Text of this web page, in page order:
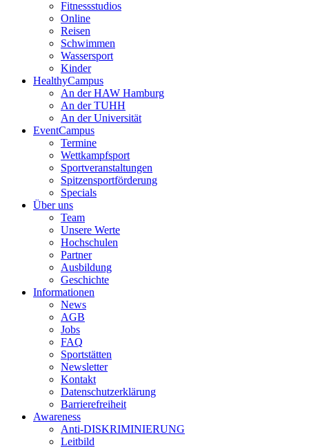
Fitnessstudios
Online
Reisen
Schwimmen
Wassersport
Kinder
HealthyCampus
An der HAW Hamburg
An der TUHH
An der Universität
EventCampus
Termine
Wettkampfsport
Sportveranstaltungen
Spitzensportförderung
Specials
Über uns
Team
Unsere Werte
Hochschulen
Partner
Ausbildung
Geschichte
Informationen
News
AGB
Jobs
FAQ
Sportstätten
Newsletter
Kontakt
Datenschutzerklärung
Barrierefreiheit
Awareness
Anti-DISKRIMINIERUNG
Leitbild